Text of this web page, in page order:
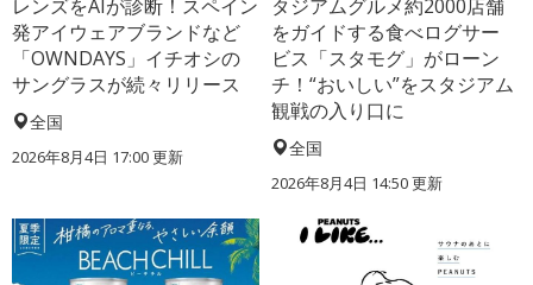
レンズをAIが診断！スペイン
発アイウェアブランドなど
「OWNDAYS」イチオシの
サングラスが続々リリース
全国
2026年8月4日 17:00更新
タジアムグルメ約2000店舗
をガイドする食べログサー
ビス「スタモグ」がローン
チ！“おいしい”をスタジアム
観戦の入り口に
全国
2026年8月4日 14:50更新